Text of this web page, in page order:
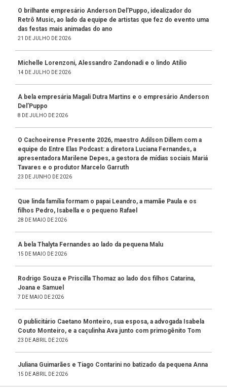
O brilhante empresário Anderson Del’Puppo, idealizador do
Retrô Music, ao lado da equipe de artistas que fez do evento uma
das festas mais animadas do ano
21 DE JULHO DE 2026
Michelle Lorenzoni, Alessandro Zandonadi e o lindo Atílio
14 DE JULHO DE 2026
A bela empresária Magali Dutra Martins e o empresário Anderson
Del’Puppo
8 DE JULHO DE 2026
O Cachoeirense Presente 2026, maestro Adilson Dillem com a
equipe do Entre Elas Podcast: a diretora Luciana Fernandes, a
apresentadora Marilene Depes, a gestora de mídias sociais Mariá
Tavares e o produtor Marcelo Garruth
23 DE JUNHO DE 2026
Que linda família formam o papai Leandro, a mamãe Paula e os
filhos Pedro, Isabella e o pequeno Rafael
28 DE MAIO DE 2026
A bela Thalyta Fernandes ao lado da pequena Malu
15 DE MAIO DE 2026
Rodrigo Souza e Priscilla Thomaz ao lado dos filhos Catarina,
Joana e Samuel
7 DE MAIO DE 2026
O publicitário Caetano Monteiro, sua esposa, a advogada Isabela
Couto Monteiro, e a caçulinha Ava junto com primogênito Tom
23 DE ABRIL DE 2026
Juliana Guimarães e Tiago Contarini no batizado da pequena Anna
15 DE ABRIL DE 2026